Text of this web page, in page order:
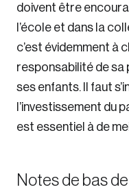
doivent être
l’école et dans la
c’est évidemment à
responsabilité de sa
ses enfants. Il faut
l’investissement du
est essentiel à de
Notes de bas